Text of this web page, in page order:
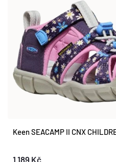
Keen SEACAMP II CNX
1 189 Kč